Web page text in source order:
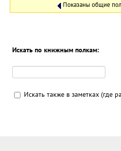
Показаны общие
Искать по книжным полкам:
Искать также в заметках (где